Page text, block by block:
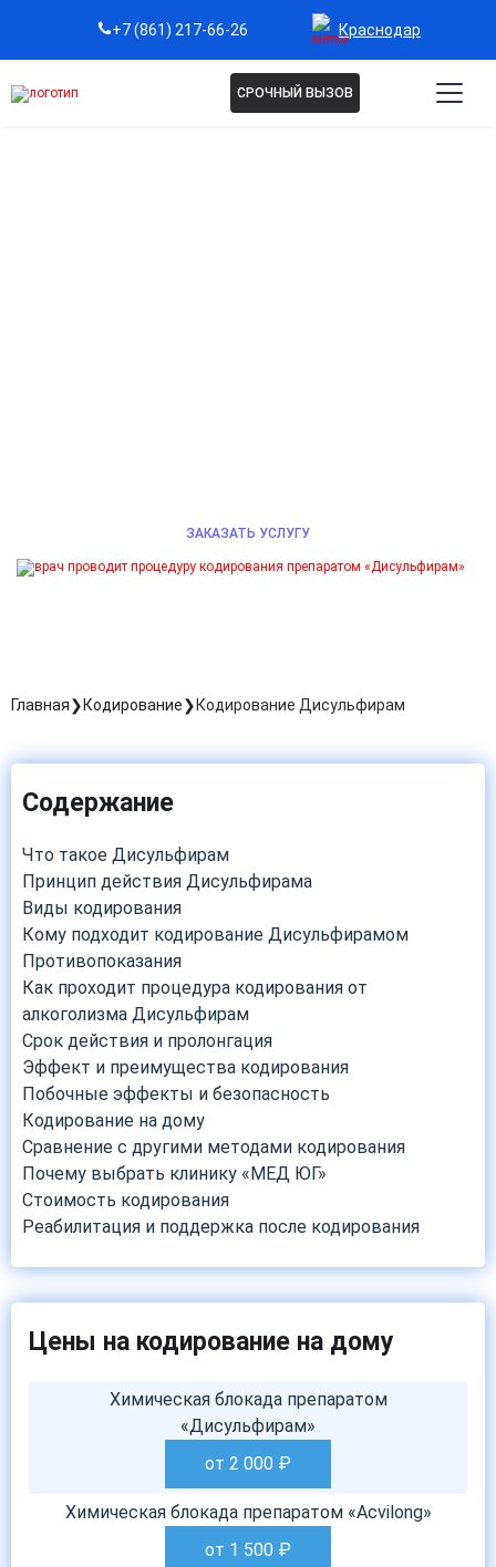
+7 (861) 217-66-26 Краснодар
СРОЧНЫЙ ВЫЗОВ
ЗАКАЗАТЬ УСЛУГУ
Главная Кодирование Кодирование Дисульфирам
Содержание
Что такое Дисульфирам
Принцип действия Дисульфирама
Виды кодирования
Кому подходит кодирование Дисульфирамом
Противопоказания
Как проходит процедура кодирования от
алкоголизма Дисульфирам
Срок действия и пролонгация
Эффект и преимущества кодирования
Побочные эффекты и безопасность
Кодирование на дому
Сравнение с другими методами кодирования
Почему выбрать клинику «МЕД ЮГ»
Стоимость кодирования
Реабилитация и поддержка после кодирования
Цены на кодирование на дому
Химическая блокада препаратом
«Дисульфирам»
от 2 000 ₽
Химическая блокада препаратом «Acvilong»
от 1 500 ₽